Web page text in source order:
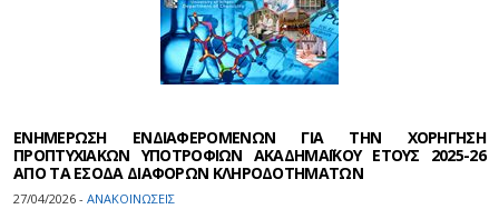
ΕΝΗΜΕΡΩΣΗ ΕΝΔΙΑΦΕΡΟΜΕΝΩΝ ΓΙΑ ΤΗΝ ΧΟΡΗΓΗΣΗ
ΠΡΟΠΤΥΧΙΑΚΩΝ ΥΠΟΤΡΟΦΙΩΝ ΑΚΑΔΗΜΑΪΚΟΥ ΕΤΟΥΣ 2025-26
ΑΠΟ ΤΑ ΕΣΟΔΑ ΔΙΑΦΟΡΩΝ ΚΛΗΡΟΔΟΤΗΜΑΤΩΝ
27/04/2026 - ΑΝΑΚΟΙΝΩΣΕΙΣ